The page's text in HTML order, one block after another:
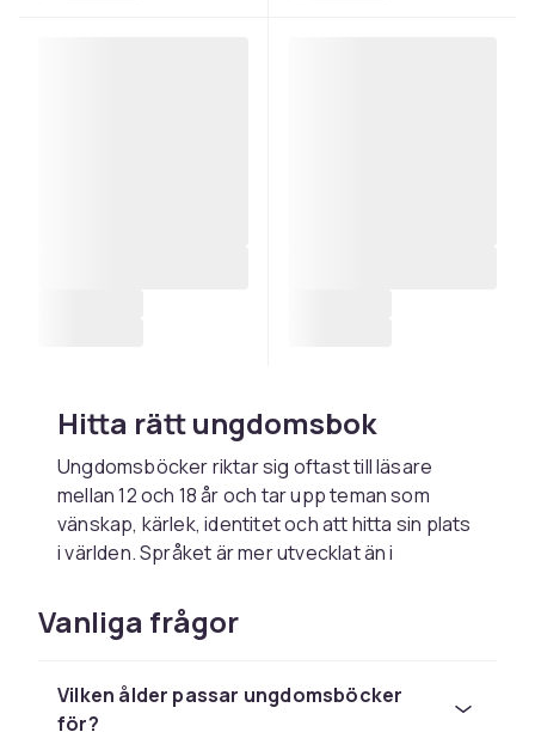
Hitta rätt ungdomsbok
Ungdomsböcker riktar sig oftast till läsare
mellan 12 och 18 år och tar upp teman som
vänskap, kärlek, identitet och att hitta sin plats
i världen. Språket är mer utvecklat än i
utgår från ungas egna erfarenheter. Utgå från
läsarens ålder, intressen och läsvana när du
läst.
Vanliga frågor
Vilken ålder passar ungdomsböcker
för?